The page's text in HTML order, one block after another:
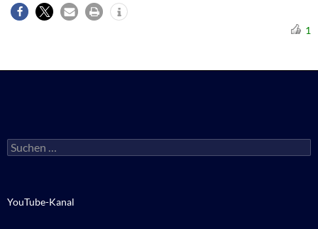
1
Suchen
nach:
YouTube-Kanal